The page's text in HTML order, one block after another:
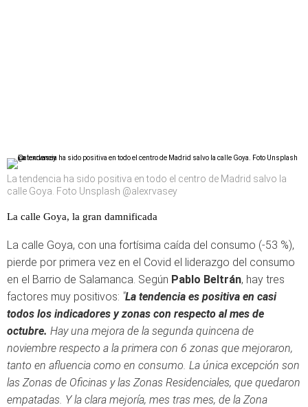
La tendencia ha sido positiva en todo el centro de Madrid salvo la
calle Goya. Foto Unsplash @alexrvasey
La calle Goya, la gran damnificada
La calle Goya, con una fortísima caída del consumo (-53 %),
pierde por primera vez en el Covid el liderazgo del consumo
en el Barrio de Salamanca. Según Pablo Beltrán, hay tres
factores muy positivos: "La tendencia es positiva en casi
todos los indicadores y zonas con respecto al mes de
octubre. Hay una mejora de la segunda quincena de
noviembre respecto a la primera con 6 zonas que mejoraron,
tanto en afluencia como en consumo. La única excepción son
las Zonas de Oficinas y las Zonas Residenciales, que quedaron
empatadas. Y la clara mejoría, mes tras mes, de la Zona